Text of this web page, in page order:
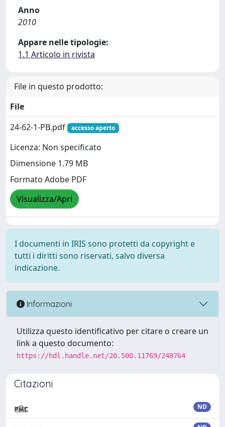
Anno
2010
Appare nelle tipologie:
1.1 Articolo in rivista
File in questo prodotto:
File
24-62-1-PB.pdf
accesso aperto
Licenza: Non specificato
Dimensione 1.79 MB
Formato Adobe PDF
Visualizza/Apri
I documenti in IRIS sono protetti da copyright e
tutti i diritti sono riservati, salvo diversa
indicazione.
Informazioni
Utilizza questo identificativo per citare o creare un
link a questo documento:
https://hdl.handle.net/20.500.11769/248764
Citazioni
ND